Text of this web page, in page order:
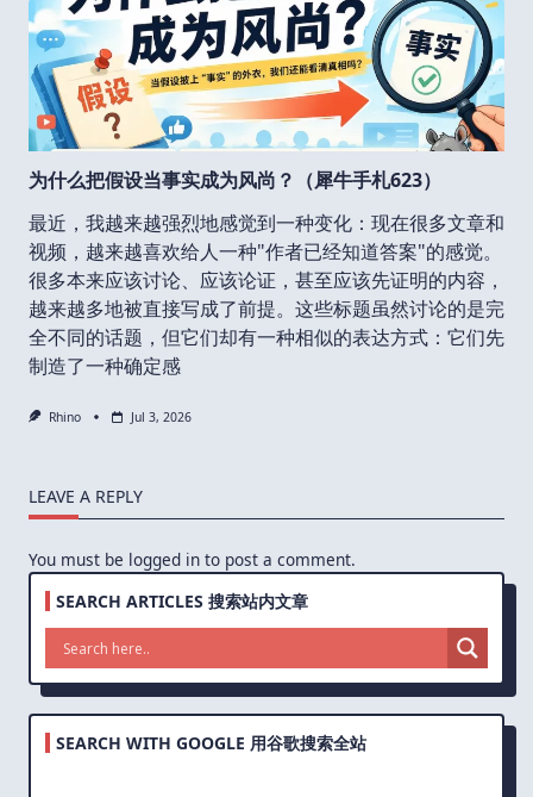
为什么把假设当事实成为风尚？（犀牛手札623）
最近，我越来越强烈地感觉到一种变化：现在很多文章和
视频，越来越喜欢给人一种"作者已经知道答案"的感觉。
很多本来应该讨论、应该论证，甚至应该先证明的内容，
越来越多地被直接写成了前提。这些标题虽然讨论的是完
全不同的话题，但它们却有一种相似的表达方式：它们先
制造了一种确定感
Rhino Jul 3, 2026
LEAVE A REPLY
You must be logged in to post a comment.
SEARCH ARTICLES 搜索站内文章
SEARCH WITH GOOGLE 用谷歌搜索全站